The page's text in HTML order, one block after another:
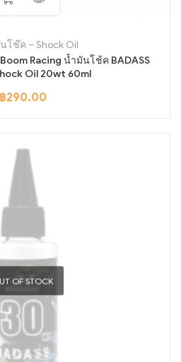
โช๊ค – Shock Oil
Racing น้ำมันโช้ค BADASS
Oil 20wt 60ml
฿290.00
OF STOCK